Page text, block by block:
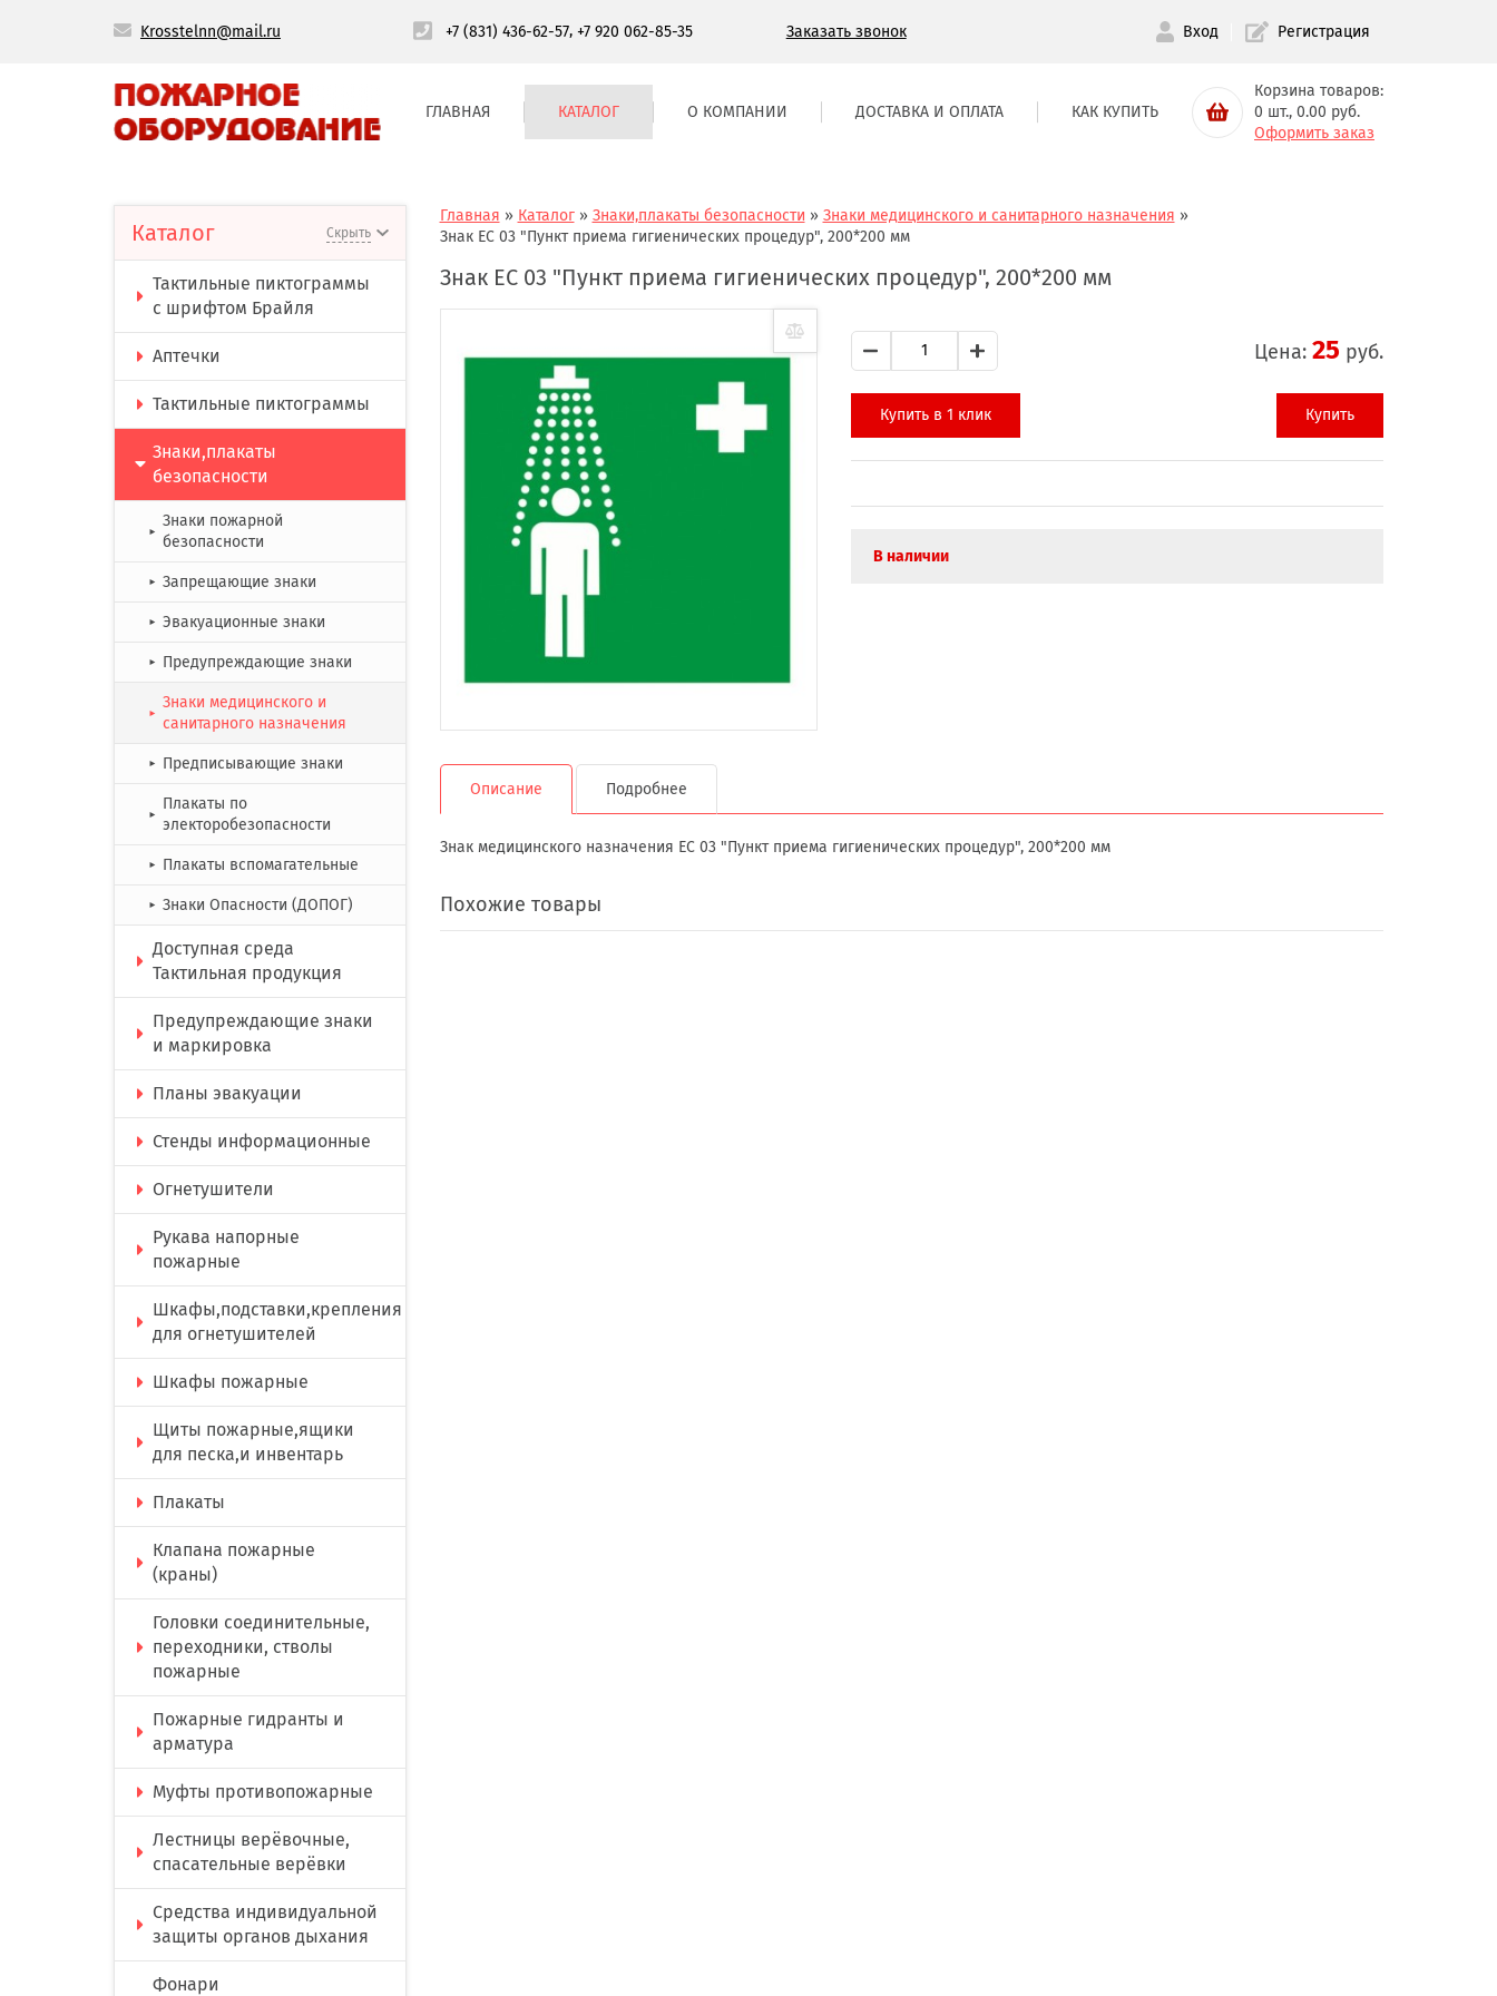
Krosstelnn@mail.ru +7 (831) 436-62-57, +7 920 062-85-35 Заказать звонок Вход Регистрация
ГЛАВНАЯ КАТАЛОГ О КОМПАНИИ ДОСТАВКА И ОПЛАТА КАК КУПИТЬ
Корзина товаров:
0 шт., 0.00 руб.
Оформить заказ
Каталог Скрыть
Тактильные пиктограммы
с шрифтом Брайля
Аптечки
Тактильные пиктограммы
Знаки,плакаты
безопасности
►
Знаки пожарной
безопасности
► Запрещающие знаки
► Эвакуационные знаки
► Предупреждающие знаки
►
Знаки медицинского и
санитарного назначения
► Предписывающие знаки
►
Плакаты по
электоробезопасности
► Плакаты вспомагательные
► Знаки Опасности (ДОПОГ)
Доступная среда
Тактильная продукция
Предупреждающие знаки
и маркировка
Планы эвакуации
Стенды информационные
Огнетушители
Рукава напорные
пожарные
Шкафы,подставки,крепления
для огнетушителей
Шкафы пожарные
Щиты пожарные,ящики
для песка,и инвентарь
Плакаты
Клапана пожарные
(краны)
Головки соединительные,
переходники, стволы
пожарные
Пожарные гидранты и
арматура
Муфты противопожарные
Лестницы верёвочные,
спасательные верёвки
Средства индивидуальной
защиты органов дыхания
Фонари
Главная » Каталог» Знаки,плакаты безопасности » Знаки медицинского и санитарного назначения »
Знак ЕС 03 "Пункт приема гигиенических процедур", 200*200 мм
Знак ЕС 03 "Пункт приема гигиенических процедур", 200*200 мм
Цена: 25 руб.
Купить в 1 клик Купить
В наличии
Описание Подробнее
Знак медицинского назначения ЕС 03 "Пункт приема гигиенических процедур", 200*200 мм
Похожие товары